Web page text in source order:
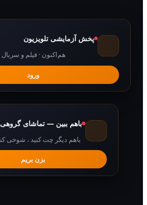
پخش آزمایشی تلویزیون
هم‌اکنون · فیلم و سریال · رایگان
باهم ببین — تماشای گروهی
باهم دیگر چت کنید ، شوخی کنید ، فیلم ببنید